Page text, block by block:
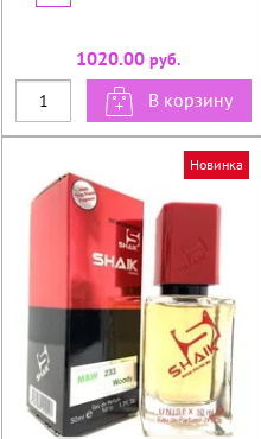
1020.00руб.
В корзину
Новинка